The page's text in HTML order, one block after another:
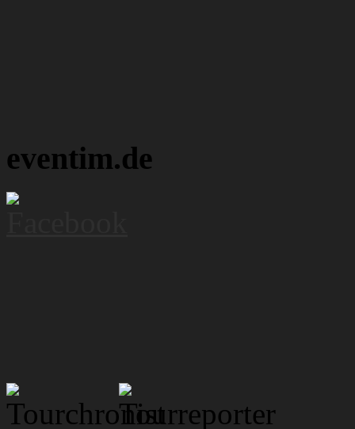
eventim.de